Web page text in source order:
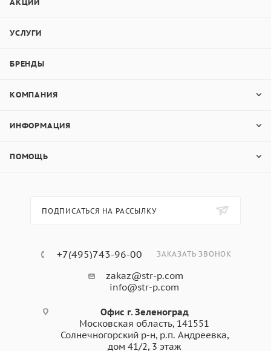
АКЦИИ
УСЛУГИ
БРЕНДЫ
КОМПАНИЯ
ИНФОРМАЦИЯ
ПОМОЩЬ
ПОДПИСАТЬСЯ НА РАССЫЛКУ
+7(495)743-96-00 ЗАКАЗАТЬ ЗВОНОК
zakaz@str-p.com
info@str-p.com
Офис г. Зеленоград
Московская область, 141551
Солнечногорский р-н, р.п. Андреевка,
дом 41/2, 3 этаж